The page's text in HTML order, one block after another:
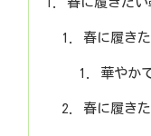
春に履き
華やか
春に履き